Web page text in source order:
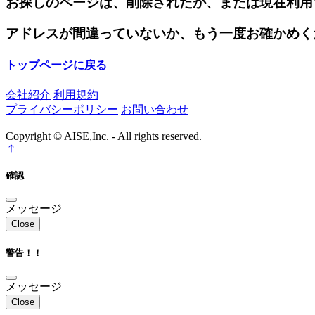
アドレスが間違っていないか、もう一度お確かめ
トップページに戻る
会社紹介 利用規約
プライバシーポリシー お問い合わせ
Copyright © AISE,Inc. - All rights reserved.
確認
メッセージ
Close
警告！！
メッセージ
Close